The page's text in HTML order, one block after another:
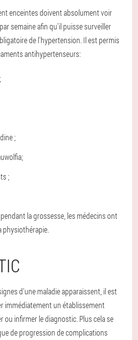
enceintes doivent absolument voir
semaine afin qu'il puisse surveiller
de l'hypertension. Il est permis
antihypertenseurs:
;
;
la grossesse, les médecins ont
physiothérapie.
d'une maladie apparaissent, il est
immédiatement un établissement
ou infirmer le diagnostic. Plus cela se
de progression de complications